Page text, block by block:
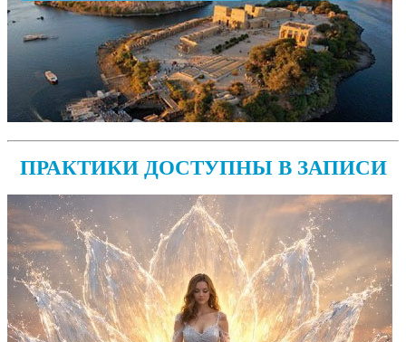
ПРАКТИКИ ДОСТУПНЫ В ЗАПИСИ